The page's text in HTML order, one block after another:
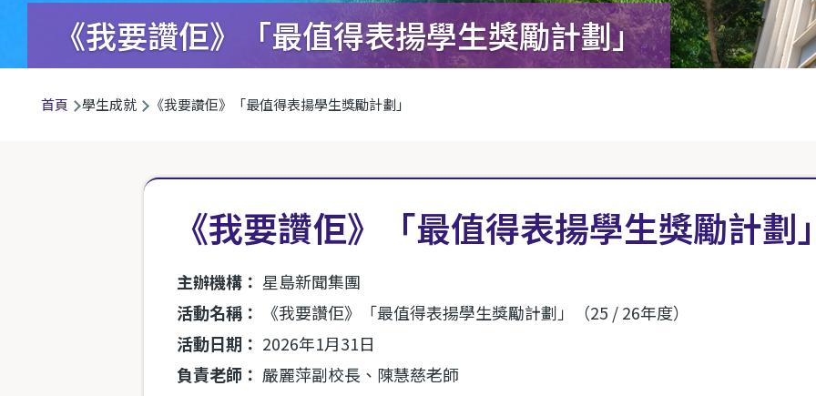
《我要讚佢》「最值得表揚學生獎勵計劃」
航
首頁 學生成就 《我要讚佢》「最值得表揚學生獎勵計劃」
《我要讚佢》「最值得表揚學生獎勵計劃
主辦機構： 星島新聞集團
活動名稱：
《我要讚佢》「最值得表揚學生獎勵計劃」（25 / 26年度）
活動日期： 2026年1月31日
負責老師： 嚴麗萍副校長、陳慧慈老師